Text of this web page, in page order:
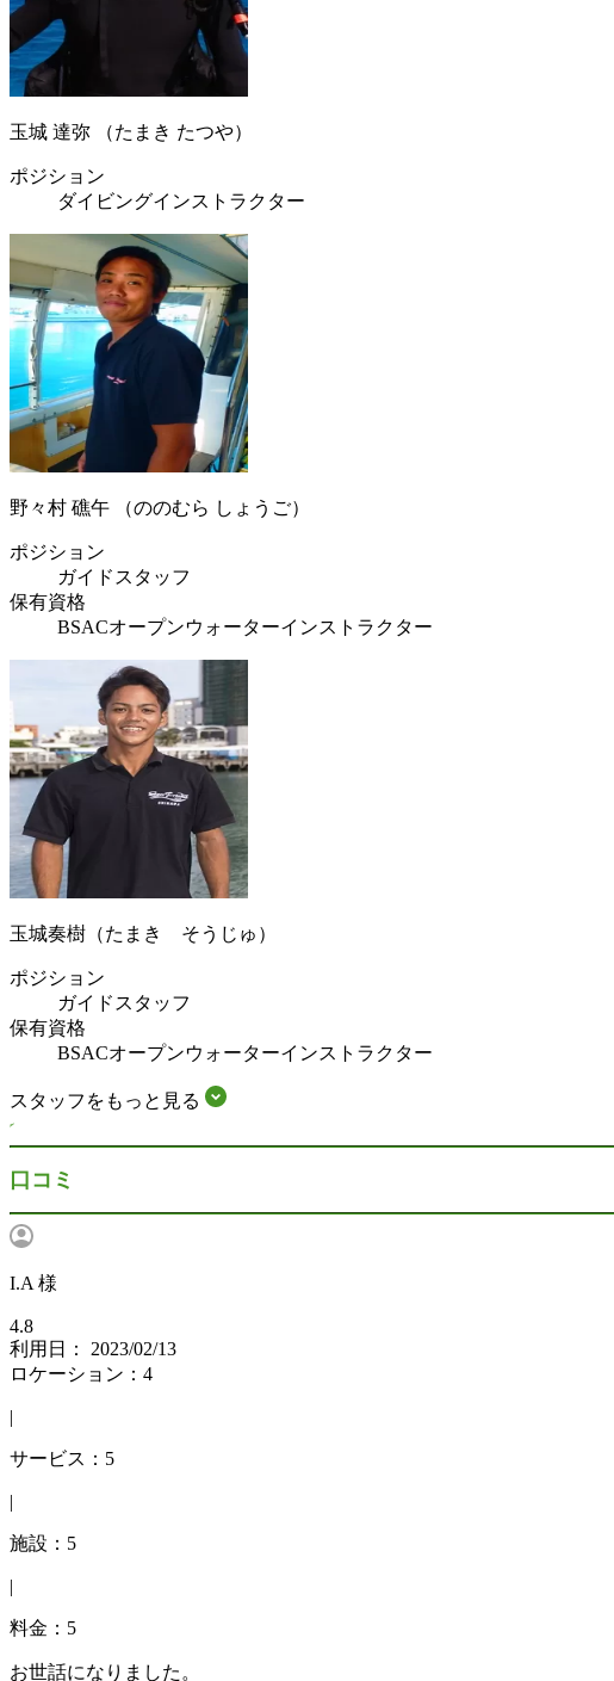
玉城 達弥 （たまき たつや）
ポジション
ダイビングインストラクター
野々村 礁午 （ののむら しょうご）
ポジション
ガイドスタッフ
保有資格
BSACオープンウォーターインストラクター
玉城奏樹（たまき そうじゅ）
ポジション
ガイドスタッフ
保有資格
BSACオープンウォーターインストラクター
スタッフをもっと見る
口コミ
I.A 様
4.8
利用日： 2023/02/13
ロケーション：4
|
サービス：5
|
施設：5
|
料金：5
お世話になりました。